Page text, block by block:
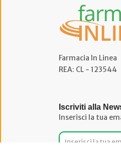
Farmacia In Linea
REA: CL - 123544
Iscriviti alla
Inserisci la tua